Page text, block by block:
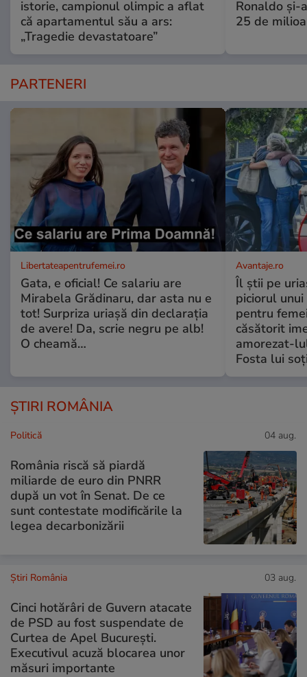
istorie, campionul olimpic a aflat
că apartamentul său a ars:
„Tragedie devastatoare”
Ronaldo și-
25 de
PARTENERI
Libertateapentrufemei.ro
Gata, e oficial! Ce salariu are
Mirabela Grădinaru, dar asta nu e
tot! Surpriza uriașă din declarația
de avere! Da, scrie negru pe alb!
O cheamă…
Avantaje.ro
Îl știi pe
piciorul
pentru
căsătorit
amorezat-
Fosta lui
ȘTIRI ROMÂNIA
Politică 04 aug.
România riscă să piardă
miliarde de euro din PNRR
după un vot în Senat. De ce
sunt contestate modificările la
legea decarbonizării
Știri România 03 aug.
Cinci hotărâri de Guvern atacate
de PSD au fost suspendate de
Curtea de Apel București.
Executivul acuză blocarea unor
măsuri importante